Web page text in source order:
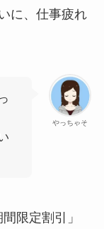
に、仕事疲れ
やっちゃそ
限定割引」